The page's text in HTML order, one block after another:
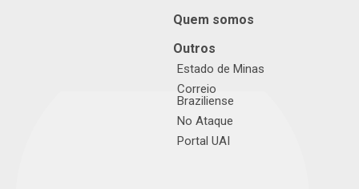
Quem somos
Outros
Estado de Minas
Correio
Braziliense
No Ataque
Portal UAI